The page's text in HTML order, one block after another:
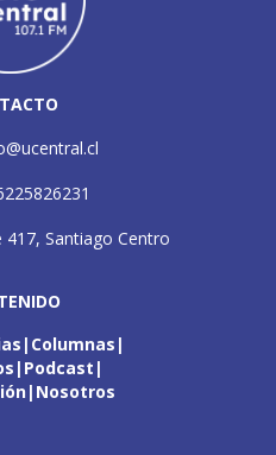
417, Santiago Centro
Columnas
Podcast
Nosotros